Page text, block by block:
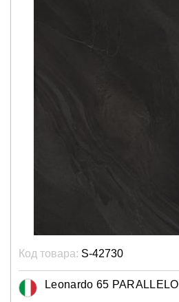
Код товара: S-42730
Leonardo 65 PARALLELO